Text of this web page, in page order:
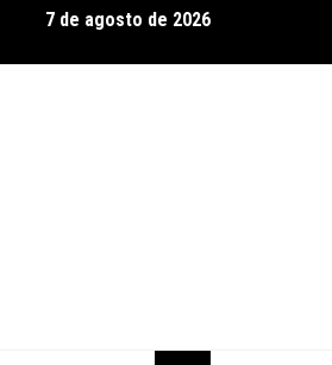
e Karoline Absinto retornam a Belo
7 de agosto de 2026